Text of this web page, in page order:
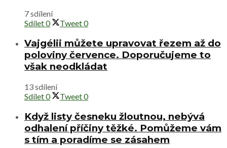
7 sdílení
Sdílet0 Tweet0
Vajgélii můžete upravovat řezem až do
poloviny července. Doporučujeme to
však neodkládat
13 sdílení
Sdílet0 Tweet0
Když listy česneku žloutnou, nebývá
odhalení příčiny těžké. Pomůžeme vám
s tím a poradíme se zásahem